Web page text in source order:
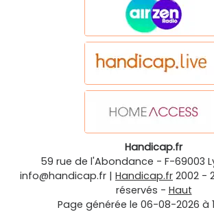
Handicap.fr
59 rue de l'Abondance - F-69003
info@handicap.fr | Handicap.fr 2002 -
réservés - Haut
Page générée le 06-08-2026 à